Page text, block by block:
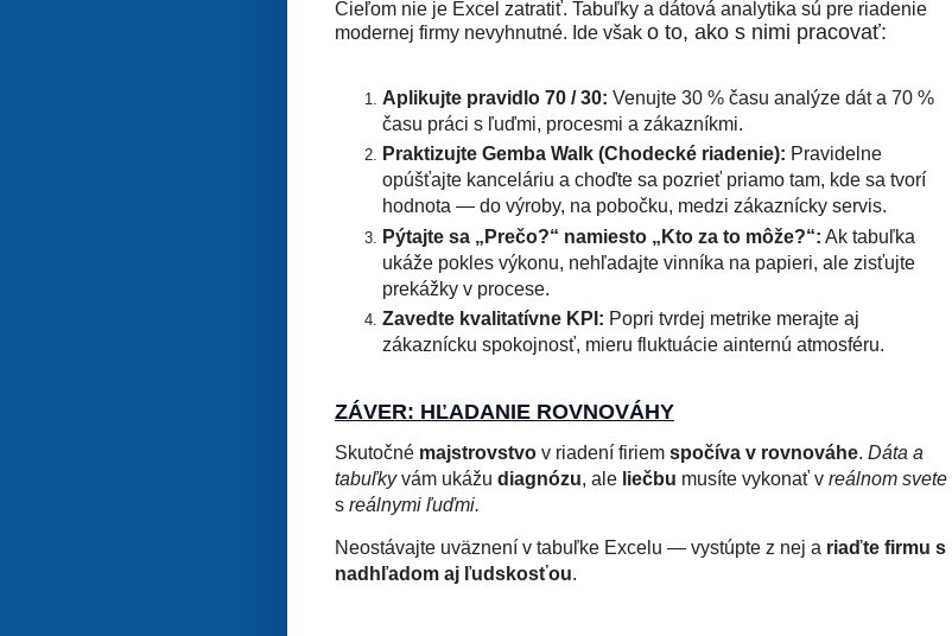
Cieľom nie je Excel zatratiť. Tabuľky a dátová analytika sú pre riadenie
modernej firmy nevyhnutné. Ide však o to, ako s nimi pracovať:
Aplikujte pravidlo 70 / 30: Venujte 30 % času analýze dát a 70 %
času práci s ľuďmi, procesmi a zákazníkmi.
Praktizujte Gemba Walk (Chodecké riadenie): Pravidelne
opúšťajte kanceláriu a choďte sa pozrieť priamo tam, kde sa tvorí
hodnota — do výroby, na pobočku, medzi zákaznícky servis.
Pýtajte sa „Prečo?“ namiesto „Kto za to môže?“: Ak tabuľka
ukáže pokles výkonu, nehľadajte vinníka na papieri, ale zisťujte
prekážky v procese.
Zavedte kvalitatívne KPI: Popri tvrdej metrike merajte aj
zákaznícku spokojnosť, mieru fluktuácie ainternú atmosféru.
ZÁVER: HĽADANIE ROVNOVÁHY
Skutočné majstrovstvo v riadení firiem spočíva v rovnováhe. Dáta a
tabuľkyvám ukážu diagnózu, ale liečbu musíte vykonať v reálnom svete
s reálnymi ľuďmi.
Neostávajte uväznení v tabuľke Excelu — vystúpte z nej a riaďte firmu s
nadhľadom aj ľudskosťou.